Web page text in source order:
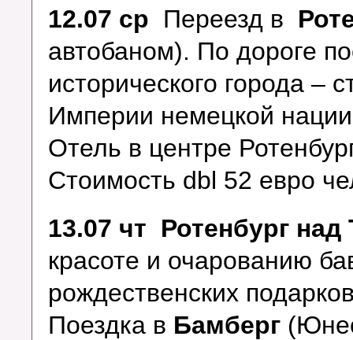
12.07 ср Переезд в
автобаном). По дороге
исторического города
Империи немецкой
Отель в центре
Стоимость dbl 52 евро
13.07 чт Ротенбург
красоте и очарованию
рождественских
Поездка в Бамберг